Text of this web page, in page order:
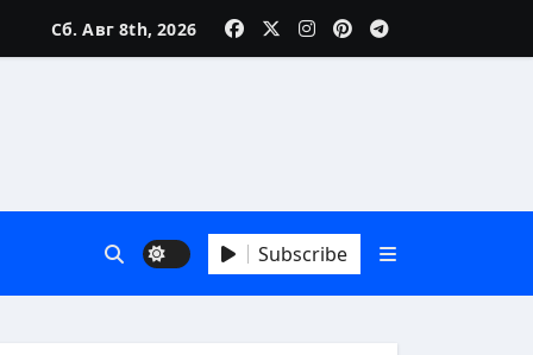
Сб. Авг 8th, 2026
Subscribe